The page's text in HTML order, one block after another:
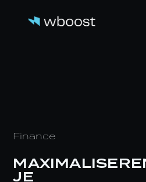
Finance
JE